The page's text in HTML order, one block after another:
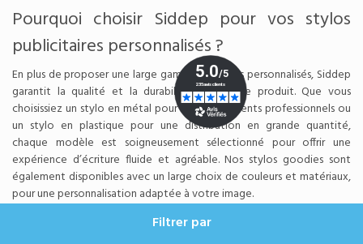
Pourquoi choisir Siddep pour vos stylos
publicitaires personnalisés ?
En plus de proposer une large gamme de stylos personnalisés, Siddep
garantit la qualité et la durabilité de chaque produit. Que vous
choisissiez un stylo en métal pour vos événements professionnels ou
un stylo en plastique pour une distribution en grande quantité,
chaque modèle est soigneusement sélectionné pour offrir une
expérience d’écriture fluide et agréable. Nos stylos goodies sont
également disponibles avec un large choix de couleurs et matériaux,
pour une personnalisation adaptée à votre image.
Les stylos en aluminium sont une option particulièrement appréciée
Filtrer par